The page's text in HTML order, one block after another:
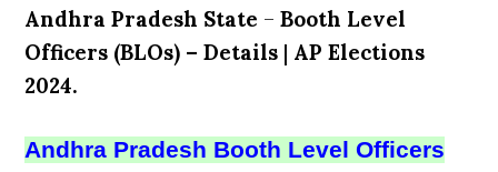
Andhra Pradesh State –Booth Level
Officers (BLOs) – Details | AP Elections
2024.
Andhra Pradesh Booth Level Officers